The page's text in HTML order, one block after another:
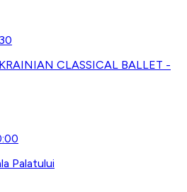
CLASSICAL BALLET -
Palatului